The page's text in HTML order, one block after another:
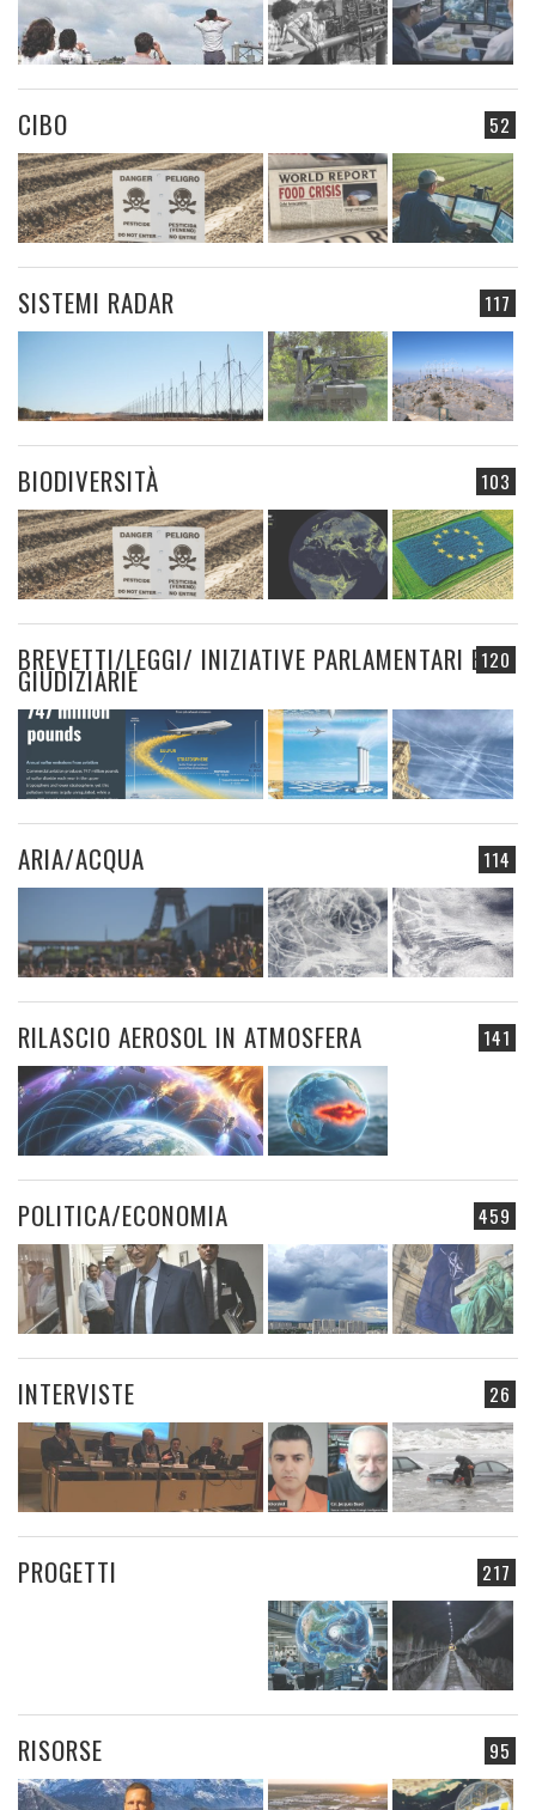
52
CIBO
117
SISTEMI RADAR
103
BIODIVERSITÀ
120
BREVETTI/LEGGI/ INIZIATIVE PARLAMENTARI E
GIUDIZIARIE
114
ARIA/ACQUA
141
RILASCIO AEROSOL IN ATMOSFERA
459
POLITICA/ECONOMIA
26
INTERVISTE
217
PROGETTI
95
RISORSE